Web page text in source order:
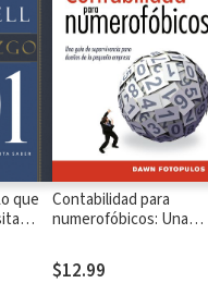
que
Contabilidad para
numerofóbicos: Una
para propietarios de
pequeñas empresas
$12.99